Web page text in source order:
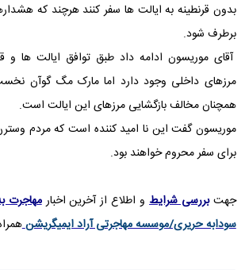
بدون قرنطینه به ایالت ها سفر کنند هرچند که
برطرف شود.
آقای موریسون ادامه داد طبق توافق ایالت ها و
مرزهای داخلی وجود دارد اما مارک مگ گوآن
همچنان مخالف بازگشایی مرزهای این ایالت است.
موریسون گفت این نا امید کننده است که مردم
برای سفر محروم خواهند بود.
جهت بررسی شرایطو اطلاع از آخرین اخبار مهاجرت
سودابه حریری/موسسه مهاجرتی آراد ایمیگریشن